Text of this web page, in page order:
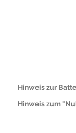
Hinweis zur
Hinweis zum